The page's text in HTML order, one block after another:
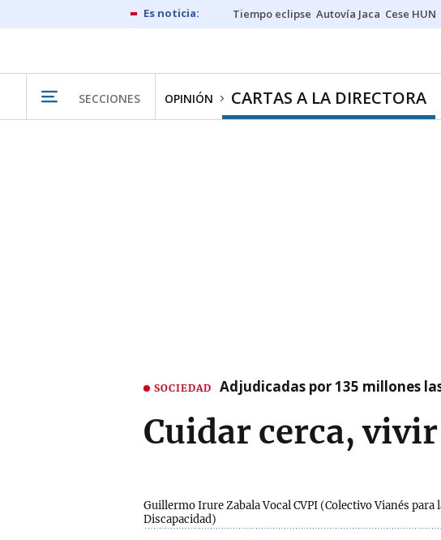
Tiempo eclipse Autovía Jaca Cese HUN
SECCIONES OPINIÓN CARTAS A LA DIRECTORA
SOCIEDAD Adjudicadas por 135 millones
Cuidar cerca,
Guillermo Irure Zabala Vocal CVPI (Colectivo Vianés
Discapacidad)